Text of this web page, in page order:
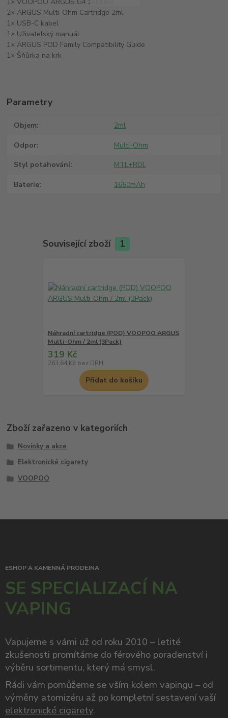
2× ARGUS Multi-Ohm Cartridge 2ml
1× USB-C kabel
1× Uživatelský manuál
1× ARGUS POD Family Compatibility Guide
1× Šňůrka na krk
Parametry
Objem 2ml
Odpor Multi-Ohm
Styl potahování MTL+RDL
Baterie 1650mAh
Související zboží 1
Náhradní cartridge (POD) VOOPOO ARGUS
Multi-Ohm / 2ml (3Pack)
319 Kč
263,64 Kč bez DPH
Přidat do košíku
Zboží zařazeno v kategoriích
Novinky a akce
Elektronické cigarety
VOOPOO
ESHOP A KAMENNÁ PRODEJNA
SE SPECIALIZACÍ NA
VAPING
Vapujeme s vámi už od roku 2010 – letité
zkušenosti promítáme do férového poradenství i
výběru sortimentu, který má smysl.
Rádi vám pomůžeme se vším kolem vapingu – od
výměny atomizéru až po kompletní sestavení vaší
elektronické cigarety.